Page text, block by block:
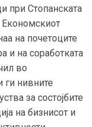
при Стопанската
на почетоците
и на соработката
во
ги нивните
за состојбите
на бизнисот и